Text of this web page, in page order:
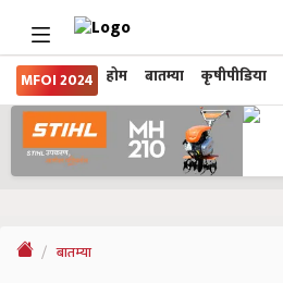
MFOI 2024 होम बातम्या कृषीपीडिया
बातम्या